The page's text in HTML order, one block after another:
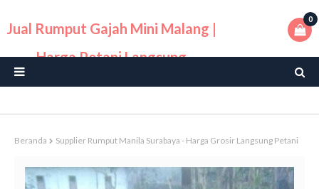
Jual Rumput Gajah Mini Malang |
Harga Petani Langsung
0
Beranda Supplier Rumput Manila Surabaya - Harga Grosir Langsung Petani